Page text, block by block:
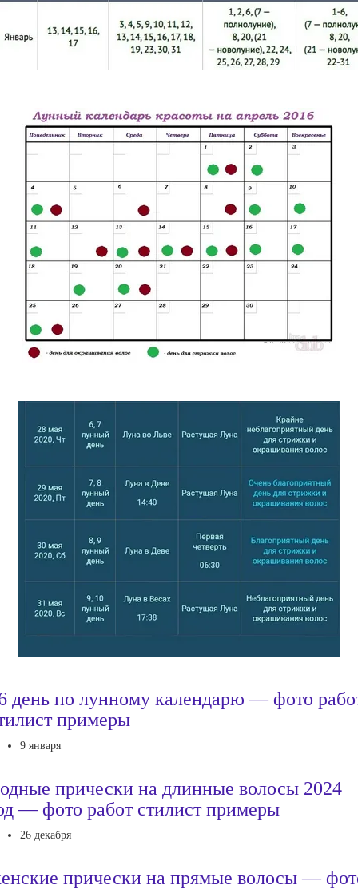
день по лунному календарю — фото
примеры
9 января
прически на длинные волосы 2024
— фото работ стилист примеры
26 декабря
прически на прямые волосы —